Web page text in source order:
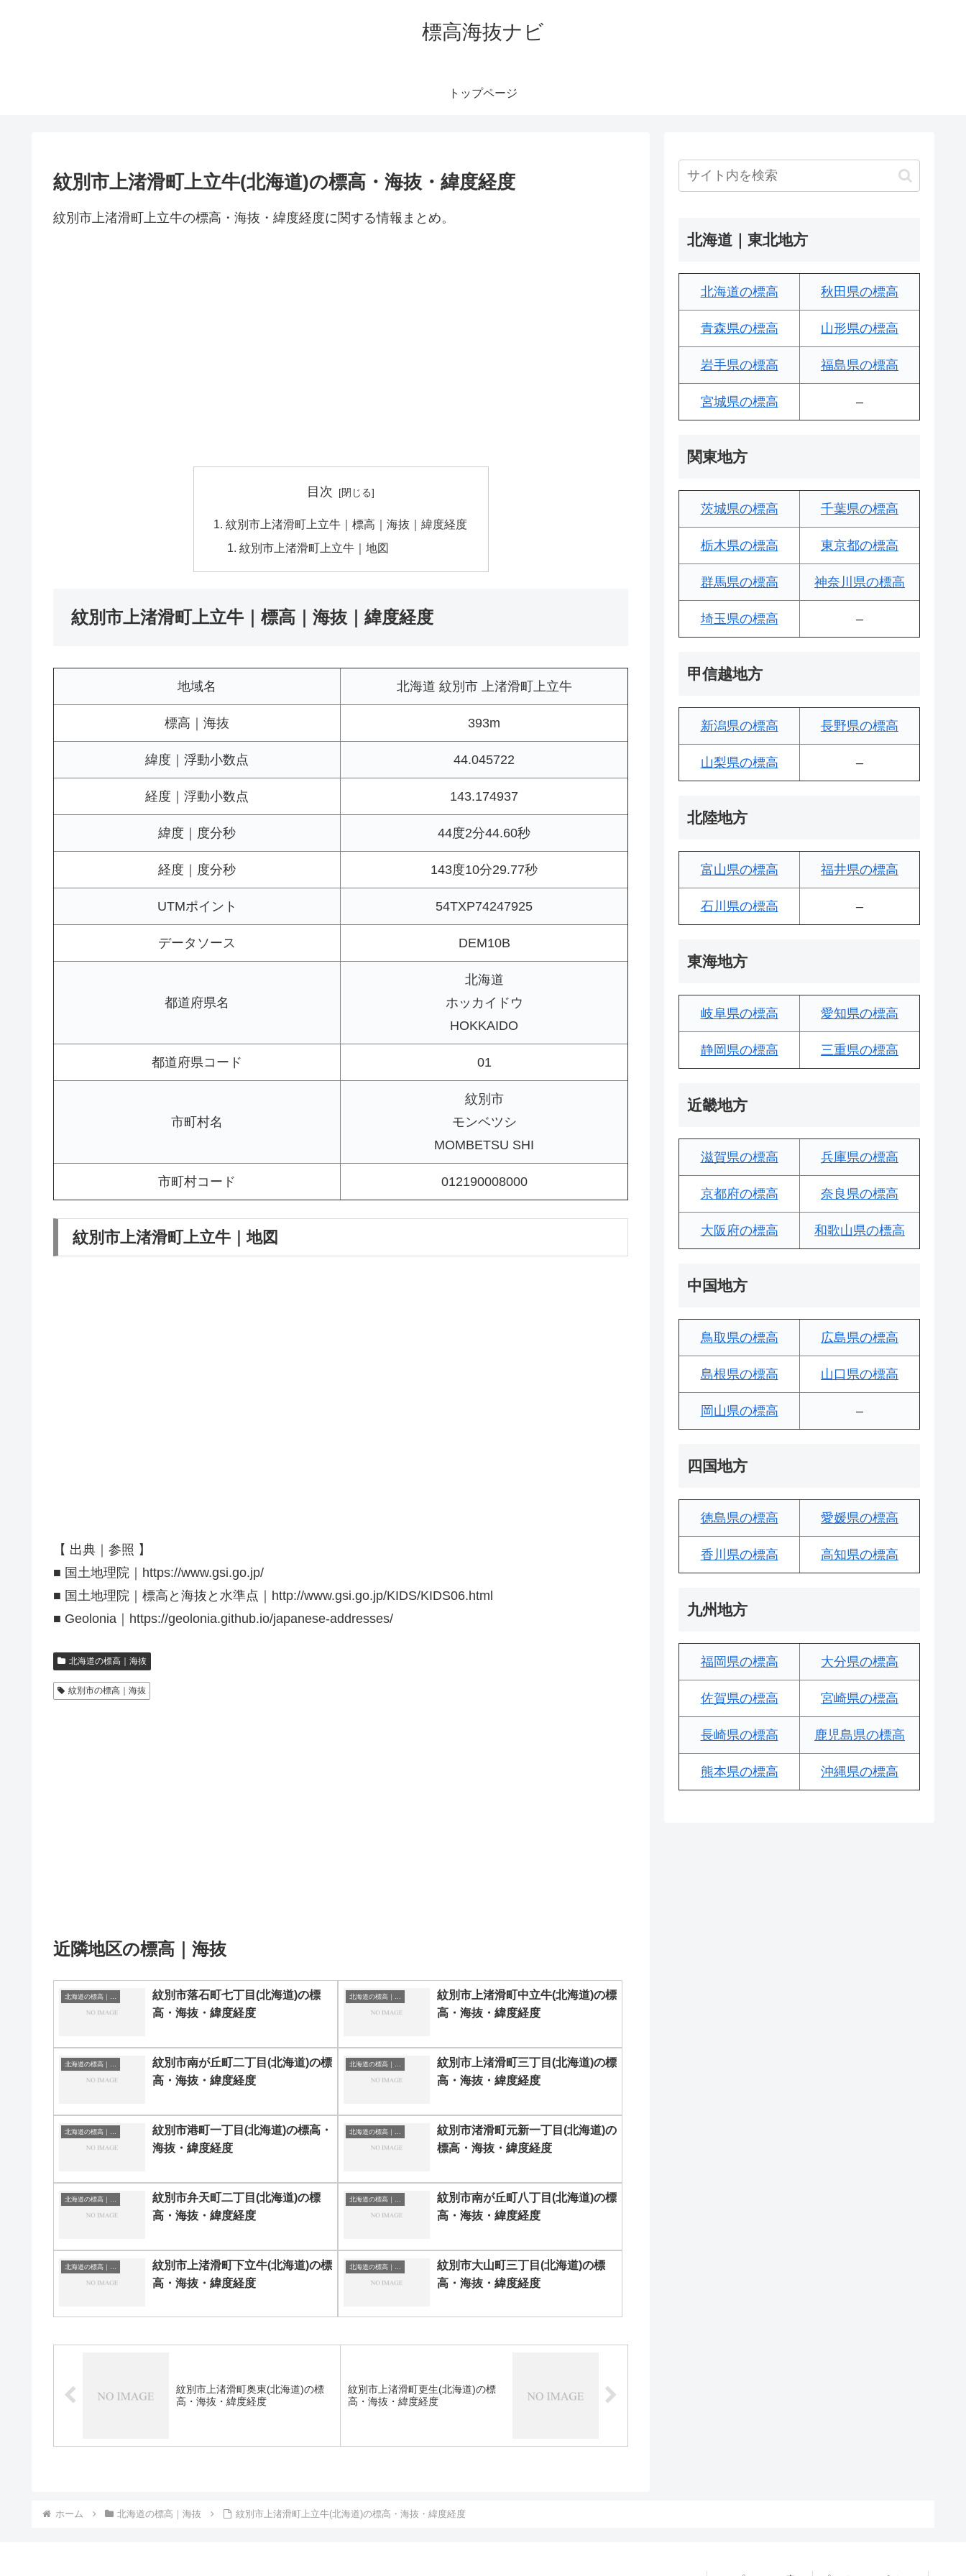
標高海抜ナビ
トップページ
紋別市上渚滑町上立牛(北海道)の標高・海抜・緯度経度
紋別市上渚滑町上立牛の標高・海抜・緯度経度に関する情報まとめ。
目次
紋別市上渚滑町上立牛｜標高｜海抜｜緯度経度
紋別市上渚滑町上立牛｜地図
紋別市上渚滑町上立牛｜標高｜海抜｜緯度経度
地域名 北海道 紋別市 上渚滑町上立牛
標高｜海抜 393m
緯度｜浮動小数点 44.045722
経度｜浮動小数点 143.174937
緯度｜度分秒 44度2分44.60秒
経度｜度分秒 143度10分29.77秒
UTMポイント 54TXP74247925
データソース DEM10B
都道府県名
北海道
ホッカイドウ
HOKKAIDO
都道府県コード 01
市町村名
紋別市
モンベツシ
MOMBETSU SHI
市町村コード 012190008000
紋別市上渚滑町上立牛｜地図
【 出典｜参照 】
■ 国土地理院｜https://www.gsi.go.jp/
■ 国土地理院｜標高と海抜と水準点｜http://www.gsi.go.jp/KIDS/KIDS06.html
■ Geolonia｜https://geolonia.github.io/japanese-addresses/
北海道の標高｜海抜
紋別市の標高｜海抜
近隣地区の標高｜海抜
紋別市落石町七丁目(北海道)の標
高・海抜・緯度経度
紋別市上渚滑町中立牛(北海道)の標
高・海抜・緯度経度
紋別市南が丘町二丁目(北海道)の標
高・海抜・緯度経度
紋別市上渚滑町三丁目(北海道)の標
高・海抜・緯度経度
紋別市港町一丁目(北海道)の標高・
海抜・緯度経度
紋別市渚滑町元新一丁目(北海道)の
標高・海抜・緯度経度
紋別市弁天町二丁目(北海道)の標
高・海抜・緯度経度
紋別市南が丘町八丁目(北海道)の標
高・海抜・緯度経度
紋別市上渚滑町下立牛(北海道)の標
高・海抜・緯度経度
紋別市大山町三丁目(北海道)の標
高・海抜・緯度経度
紋別市上渚滑町奥東(北海道)の標
高・海抜・緯度経度
紋別市上渚滑町更生(北海道)の標
高・海抜・緯度経度
北海道｜東北地方
北海道の標高 秋田県の標高
青森県の標高 山形県の標高
岩手県の標高 福島県の標高
宮城県の標高 –
関東地方
茨城県の標高 千葉県の標高
栃木県の標高 東京都の標高
群馬県の標高 神奈川県の標高
埼玉県の標高 –
甲信越地方
新潟県の標高 長野県の標高
山梨県の標高 –
北陸地方
富山県の標高 福井県の標高
石川県の標高 –
東海地方
岐阜県の標高 愛知県の標高
静岡県の標高 三重県の標高
近畿地方
滋賀県の標高 兵庫県の標高
京都府の標高 奈良県の標高
大阪府の標高 和歌山県の標高
中国地方
鳥取県の標高 広島県の標高
島根県の標高 山口県の標高
岡山県の標高 –
四国地方
徳島県の標高 愛媛県の標高
香川県の標高 高知県の標高
九州地方
福岡県の標高 大分県の標高
佐賀県の標高 宮崎県の標高
長崎県の標高 鹿児島県の標高
熊本県の標高 沖縄県の標高
ホーム 北海道の標高｜海抜 紋別市上渚滑町上立牛(北海道)の標高・海抜・緯度経度